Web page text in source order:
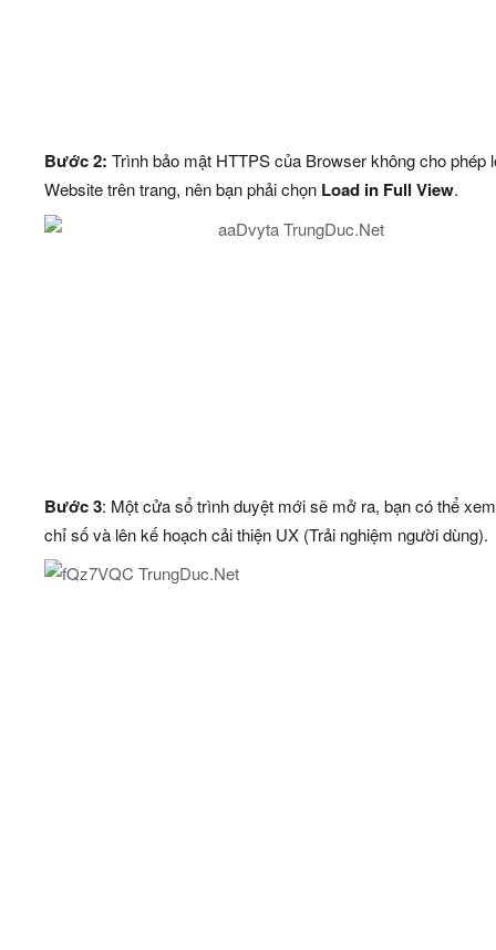
Bước 2: Trình bảo mật HTTPS của Browser không cho phép
Website trên trang, nên bạn phải chọn Load in Full View.
Bước 3: Một cửa sổ trình duyệt mới sẽ mở ra, bạn có thể
chỉ số và lên kế hoạch cải thiện UX (Trải nghiệm người dùng).